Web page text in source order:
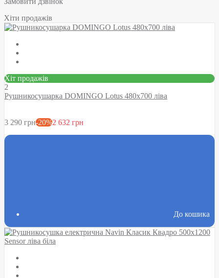
Хіти продажів
Хіт продажів
2
Рушникосушарка DOMINGO Lotus 480х700 ліва
3 290 грн-20%2 632 грн
До кошика